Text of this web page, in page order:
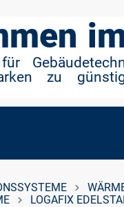
zu
LOGAFIX